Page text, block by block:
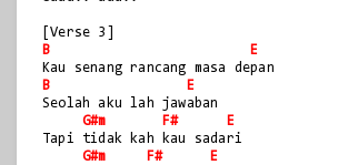
[Verse 3]
B
E
Kau senang rancang masa depan
B
E
Seolah aku lah jawaban
G#m
F#
E
Tapi tidak kah kau sadari
G#m
F#
E